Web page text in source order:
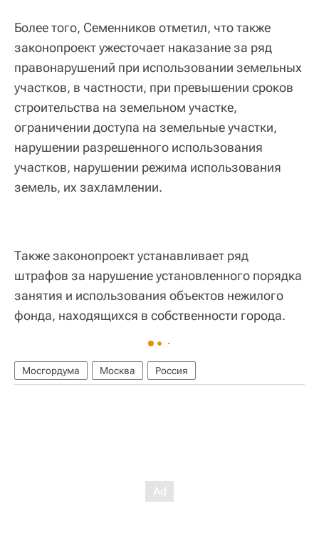
Более того, Семенников отметил, что также
законопроект ужесточает наказание за ряд
правонарушений при использовании земельных
участков, в частности, при превышении сроков
строительства на земельном участке,
ограничении доступа на земельные участки,
нарушении разрешенного использования
участков, нарушении режима использования
земель, их захламлении.
Также законопроект устанавливает ряд
штрафов за нарушение установленного порядка
занятия и использования объектов нежилого
фонда, находящихся в собственности города.
Мосгордума Москва Россия